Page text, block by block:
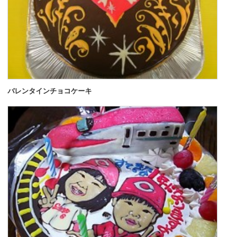
バレンタインチョコケーキ